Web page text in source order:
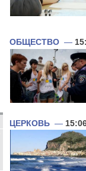
ОБЩЕСТВО —
ЦЕРКОВЬ —